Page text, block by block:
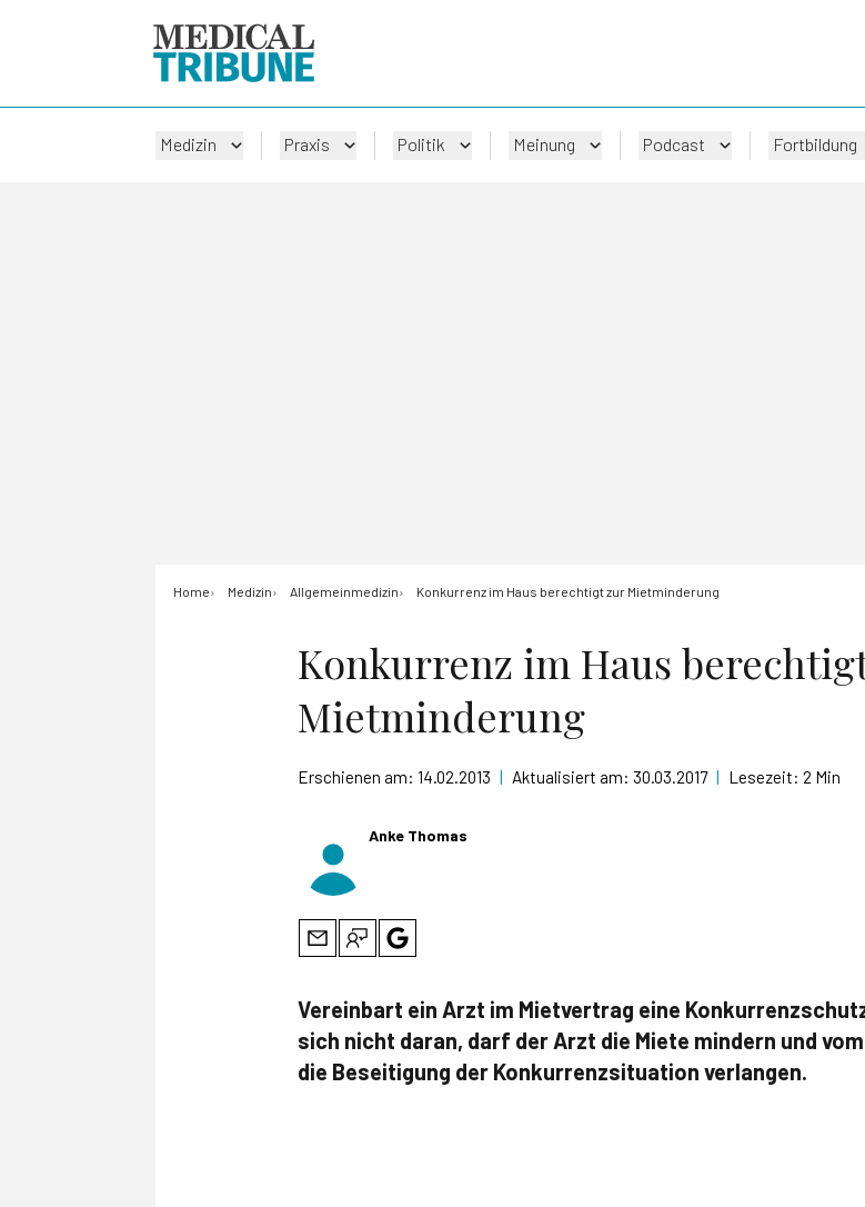
Medizin Praxis Politik Meinung Podcast Fortbildung
Home Medizin Allgemeinmedizin Konkurrenz im Haus berechtigt zur Mietminderung
Konkurrenz im Haus
Mietminderung
Erschienen am: 14.02.2013 | Aktualisiert am: 30.03.2017 | Lesezeit: 2 Min
Anke Thomas
Vereinbart ein Arzt im Mietvertrag eine
sich nicht daran, darf der Arzt die Miete mindern und
die Beseitigung der Konkurrenzsituation verlangen.